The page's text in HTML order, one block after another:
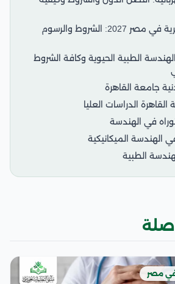
دراسة الهندسة البحرية في مصر 2027: الشروط والرسوم
الطبية الحيوية وكافة الشروط
جامعة القاهرة
الدراسات العليا
في الهندسة
الهندسة الميكانيكية
الطبية
صلة
في مصر